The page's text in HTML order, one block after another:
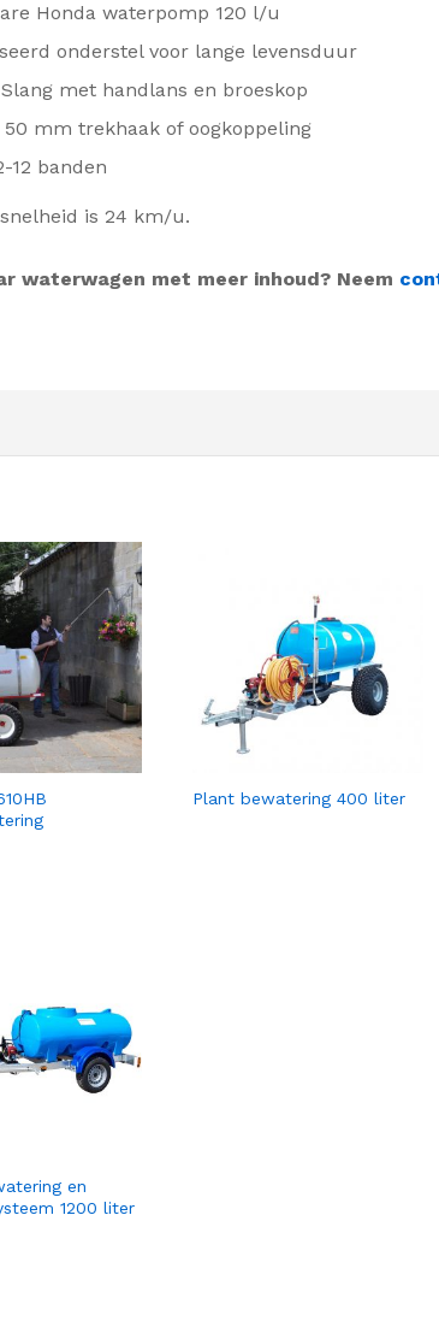
Honda waterpomp 120 l/u
onderstel voor lange levensduur
met handlans en broeskop
mm trekhaak of oogkoppeling
12 banden
is 24 km/u.
waterwagen met meer inhoud? Neem
Plant bewatering 400 liter
en
1200 liter